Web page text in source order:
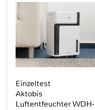
Einzeltest
Aktobis
Luftentfeuchter WDH-